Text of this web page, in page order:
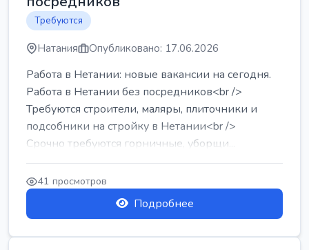
Требуются
Натания Опубликовано: 17.06.2026
Работа в Нетании: новые вакансии на сегодня.
Работа в Нетании без посредников<br />
Требуются строители, маляры, плиточники и
подсобники на стройку в Нетании<br />
Срочно требуются горничные, уборщи...
41 просмотров
Подробнее